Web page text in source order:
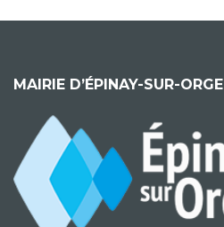
MAIRIE D’ÉPINAY-SUR-ORGE